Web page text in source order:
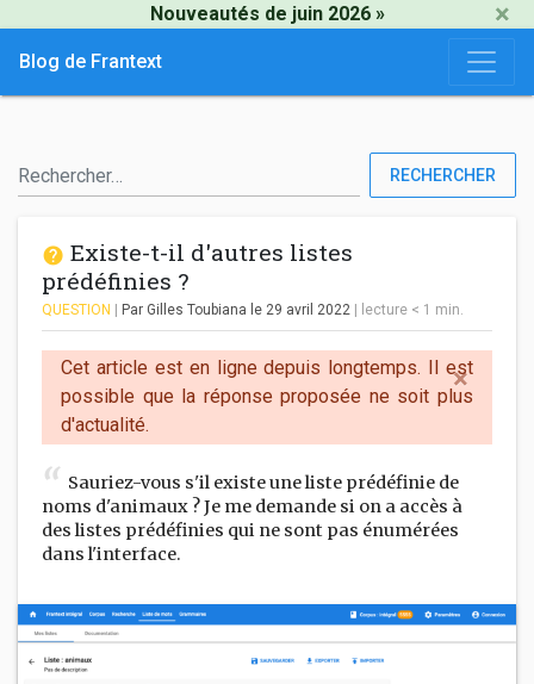
Nouveautés de juin 2026 » ×
Blog de Frantext
RECHERCHER
Existe-t-il d'autres listes
prédéfinies ?
QUESTION Par Gilles Toubiana le 29 avril 2022 lecture < 1 min.
Cet article est en ligne depuis longtemps. Il est
possible que la réponse proposée ne soit plus
d'actualité.
×
Sauriez-vous s'il existe une liste prédéfinie de
noms d'animaux ? Je me demande si on a accès à
des listes prédéfinies qui ne sont pas énumérées
dans l'interface.